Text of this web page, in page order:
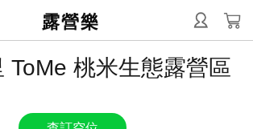
露營樂
ToMe 桃米生態露營區